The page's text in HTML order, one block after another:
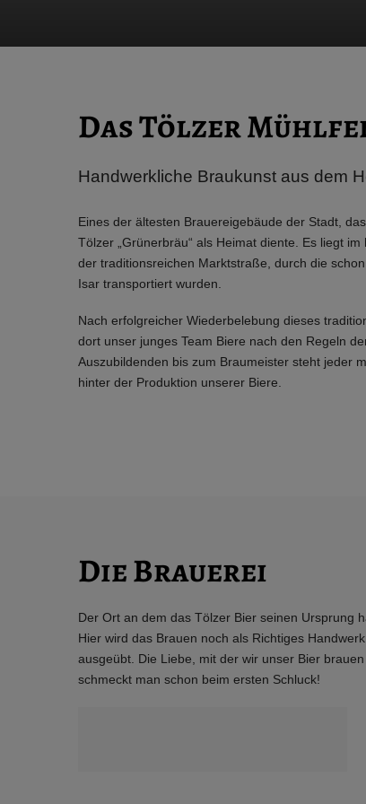
Das Tölzer
Handwerkliche Braukunst aus dem
Eines der ältesten Brauereigebäude der Stadt,
Tölzer „Grünerbräu“ als Heimat diente. Es liegt
der traditionsreichen Marktstraße, durch die
Isar transportiert wurden.
Nach erfolgreicher Wiederbelebung dieses
dort unser junges Team Biere nach den Regeln
Auszubildenden bis zum Braumeister steht jeder
hinter der Produktion unserer Biere.
Die Brauerei
Der Ort an dem das Tölzer Bier seinen Ursprung
Hier wird das Brauen noch als Richtiges Handwerk
ausgeübt. Die Liebe, mit der wir unser Bier brauen
schmeckt man schon beim ersten Schluck!